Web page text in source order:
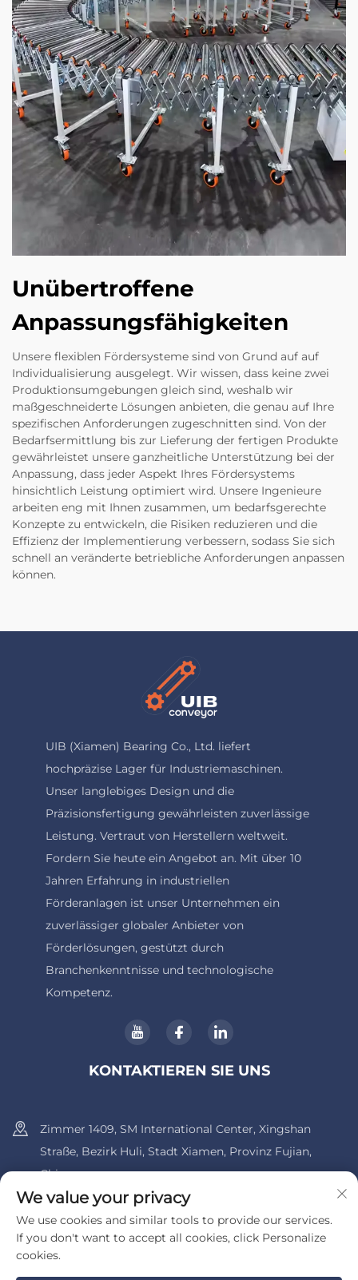
Unübertroffene
Anpassungsfähigkeiten
Unsere flexiblen Fördersysteme sind von Grund auf auf
Individualisierung ausgelegt. Wir wissen, dass keine zwei
Produktionsumgebungen gleich sind, weshalb wir
maßgeschneiderte Lösungen anbieten, die genau auf Ihre
spezifischen Anforderungen zugeschnitten sind. Von der
Bedarfsermittlung bis zur Lieferung der fertigen Produkte
gewährleistet unsere ganzheitliche Unterstützung bei der
Anpassung, dass jeder Aspekt Ihres Fördersystems
hinsichtlich Leistung optimiert wird. Unsere Ingenieure
arbeiten eng mit Ihnen zusammen, um bedarfsgerechte
Konzepte zu entwickeln, die Risiken reduzieren und die
Effizienz der Implementierung verbessern, sodass Sie sich
schnell an veränderte betriebliche Anforderungen anpassen
können.
UIB (Xiamen) Bearing Co., Ltd. liefert
hochpräzise Lager für Industriemaschinen.
Unser langlebiges Design und die
Präzisionsfertigung gewährleisten zuverlässige
Leistung. Vertraut von Herstellern weltweit.
Fordern Sie heute ein Angebot an. Mit über 10
Jahren Erfahrung in industriellen
Förderanlagen ist unser Unternehmen ein
zuverlässiger globaler Anbieter von
Förderlösungen, gestützt durch
Branchenkenntnisse und technologische
Kompetenz.
KONTAKTIEREN SIE UNS
Zimmer 1409, SM International Center, Xingshan
Straße, Bezirk Huli, Stadt Xiamen, Provinz Fujian,
China.
+86-13600956803
[email protected]
We value your privacy
We use cookies and similar tools to provide our services.
If you don't want to accept all cookies, click Personalize
cookies.